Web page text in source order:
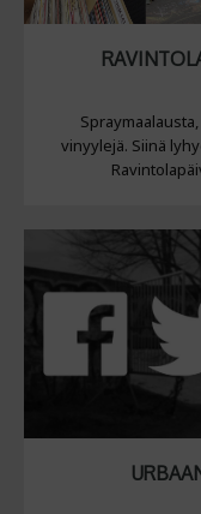
vinyylejä. Siinä